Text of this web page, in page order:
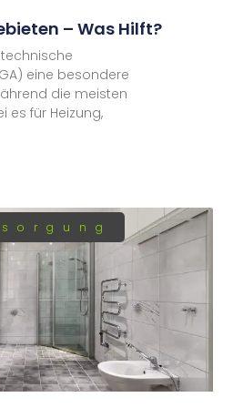
– Was Hilft?
eine besondere
die meisten
es für Heizung,